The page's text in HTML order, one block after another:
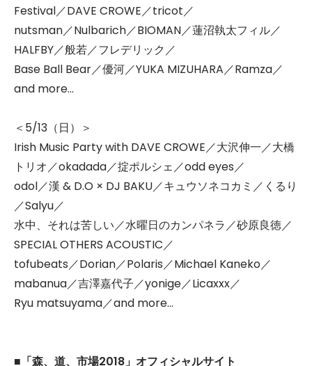
Festival／DAVE CROWE／tricot／
nutsman／Nulbarich／BIOMAN／蓮沼執太フィル／
HALFBY／般若／フレデリック／
Base Ball Bear／優河／YUKA MIZUHARA／Ramza／
and more...
＜5/13（日）＞
Irish Music Party with DAVE CROWE／大沢伸一／大橋
トリオ／okadada／掟ポルシェ／odd eyes／
odol／漢 & D.O × DJ BAKU／キュウソネコカミ／くるり
／Salyu／
水中、それは苦しい／水曜日のカンパネラ／砂原良徳／
SPECIAL OTHERS ACOUSTIC／
tofubeats／Dorian／Polaris／Michael Kaneko／
mabanua／吉澤嘉代子／yonige／Licaxxx／
Ryu matsuyama／and more...
■ 「森、道、市場2018」オフィシャルサイト